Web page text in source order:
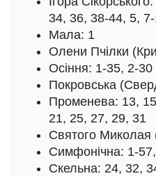
34, 36, 38-44, 5, 7-
Мала: 1
Олени Пчілки
Осіння: 1-35, 2-30
Покровська
Променева: 13,
21, 25, 27, 29, 31
Святого Миколая
Симфонічна: 1-
Скельна: 24, 32,